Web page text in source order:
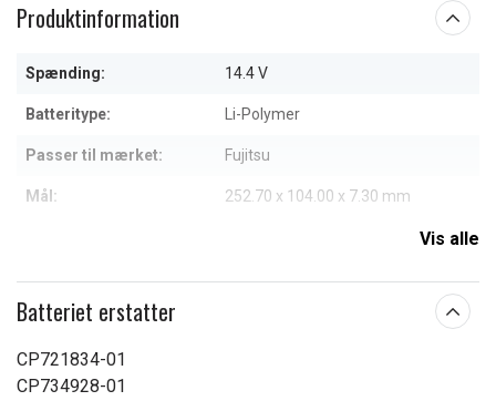
Produktinformation
Spænding: 14.4 V
Batteritype: Li-Polymer
Passer til mærket: Fujitsu
Mål: 252.70 x 104.00 x 7.30 mm
Vis alle
Batteriet erstatter
CP721834-01
CP734928-01